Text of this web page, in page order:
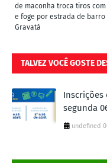
de maconha troca tiros com
e foge por estrada de barro
Gravatá
TALVEZ VOCÊ GOSTE
Inscrições
segunda
undefined